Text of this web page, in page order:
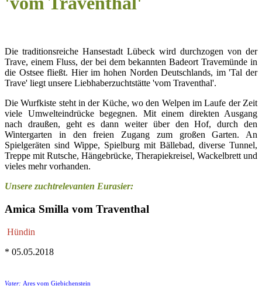
Die traditionsreiche Hansestadt Lübeck wird durchzogen von der
Trave, einem Fluss, der bei dem bekannten Badeort Travemünde in
die Ostsee fließt. Hier im hohen Norden Deutschlands, im 'Tal der
Trave' liegt unsere Liebhaberzuchtstätte 'vom Traventhal'.
Die Wurfkiste steht in der Küche, wo den Welpen im Laufe der Zeit
viele Umwelteindrücke begegnen. Mit einem direkten Ausgang
nach draußen, geht es dann weiter über den Hof, durch den
Wintergarten in den freien Zugang zum großen Garten. An
Spielgeräten sind Wippe, Spielburg mit Bällebad, diverse Tunnel,
Treppe mit Rutsche, Hängebrücke, Therapiekreisel, Wackelbrett und
vieles mehr vorhanden.
Unsere zuchtrelevanten Eurasier:
Amica Smilla vom Traventhal
Hündin
* 05.05.2018
Vater: Ares vom Giebichenstein